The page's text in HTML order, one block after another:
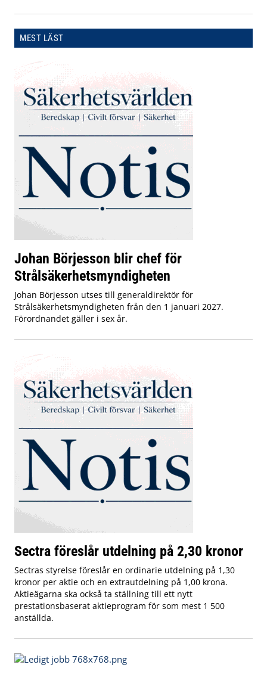
MEST LÄST
Johan Börjesson blir chef för
Strålsäkerhetsmyndigheten
Johan Börjesson utses till generaldirektör för
Strålsäkerhetsmyndigheten från den 1 januari 2027.
Förordnandet gäller i sex år.
Sectra föreslår utdelning på 2,30 kronor
Sectras styrelse föreslår en ordinarie utdelning på 1,30
kronor per aktie och en extrautdelning på 1,00 krona.
Aktieägarna ska också ta ställning till ett nytt
prestationsbaserat aktieprogram för som mest 1 500
anställda.